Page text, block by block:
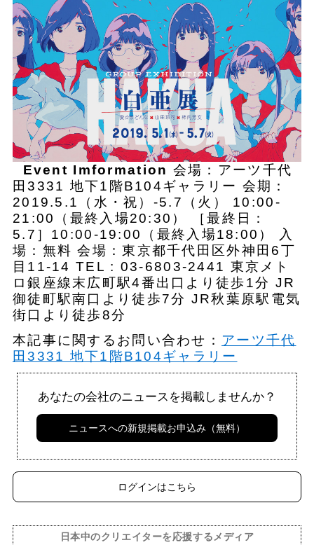
Event Imformation 会場：アーツ千代
田3331 地下1階B104ギャラリー 会期：
2019.5.1（水・祝）-5.7（火） 10:00-
21:00（最終入場20:30） ［最終日：
5.7］10:00-19:00（最終入場18:00） 入
場：無料 会場：東京都千代田区外神田6丁
目11-14 TEL : 03-6803-2441 東京メト
ロ銀座線末広町駅4番出口より徒歩1分 JR
御徒町駅南口より徒歩7分 JR秋葉原駅電気
街口より徒歩8分
本記事に関するお問い合わせ： アーツ千代
田3331 地下1階B104ギャラリー
あなたの会社のニュースを掲載しませんか？
ニュースへの新規掲載お申込み（無料）
ログインはこちら
日本中のクリエイターを応援するメディア